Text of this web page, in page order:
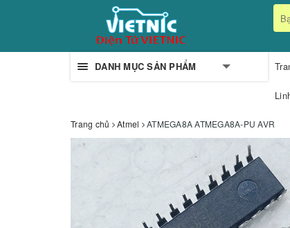
DANH MỤC SẢN PHẨM
Trang chủ Atmel ATMEGA8A ATMEGA8A-PU AVR